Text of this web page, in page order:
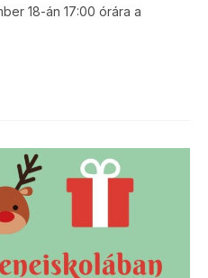
18-án 17:00 órára a